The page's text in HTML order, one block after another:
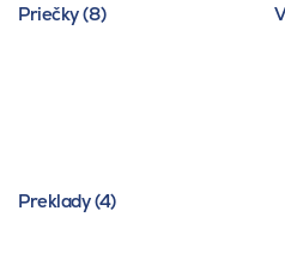
Priečky (8)
Preklady (4)